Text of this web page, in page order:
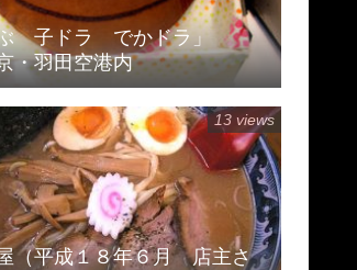
ぶ 子ドラ でかドラ」
・羽田空港内
屋（平成１８年６月 店主さ
13 views